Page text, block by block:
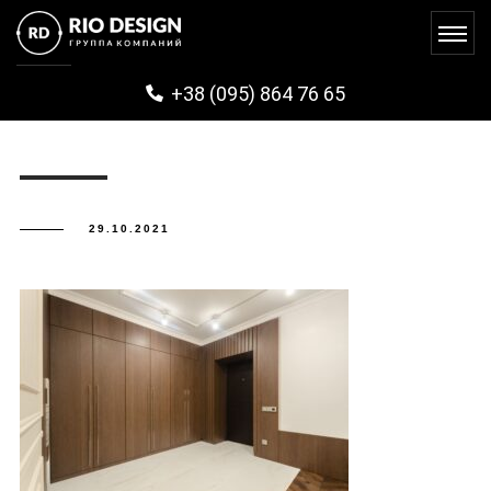
+38 (095) 864 76 65
CHAIKA (53)
29.10.2021